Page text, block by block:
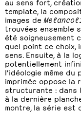
template, la
images de
trouvées ensemble
été soigneusement
quel point ce choix,
sens. Ensuite, à la
potentiellement
l’idéologie même
imprimée oppose la
structurante : dans
à la dernière
montre, la série est